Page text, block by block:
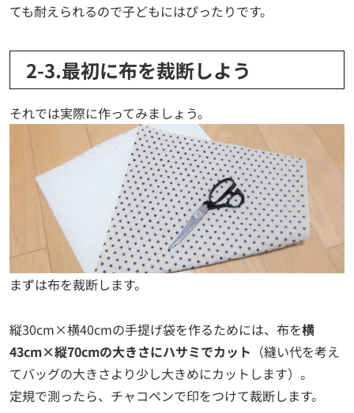
ても耐えられるので子どもにはぴったりです。
2-3.最初に布を裁断しよう
それでは実際に作ってみましょう。
まずは布を裁断します。
縦30cm×横40cmの手提げ袋を作るためには、布を横
43cm×縦70cmの大きさにハサミでカット （縫い代を考え
てバッグの大きさより少し大きめにカットします）。
定規で測ったら、チャコペンで印をつけて裁断します。